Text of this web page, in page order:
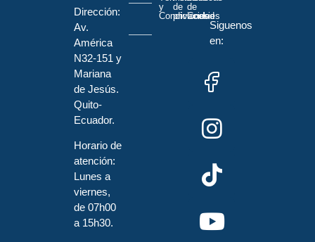
Dirección:
Av.
América
N32-151 y
Mariana
de Jesús.
Quito-
Ecuador.
Horario de
atención:
Lunes a
viernes,
de 07h00
a 15h30.
y
Condiciones
de
privacidad
de
Cookies
Siguenos
en: